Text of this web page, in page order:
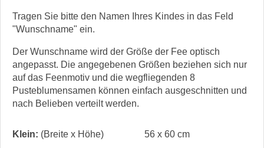
Tragen Sie bitte den Namen Ihres Kindes in das Feld
"Wunschname" ein.
Der Wunschname wird der Größe der Fee optisch
angepasst. Die angegebenen Größen beziehen sich nur
auf das Feenmotiv und die wegfliegenden 8
Pusteblumensamen können einfach ausgeschnitten und
nach Belieben verteilt werden.
Klein: (Breite x Höhe) 56 x 60 cm